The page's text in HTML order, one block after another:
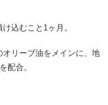
込むこと1ヶ月。
リーブ油をメインに、地
配合。